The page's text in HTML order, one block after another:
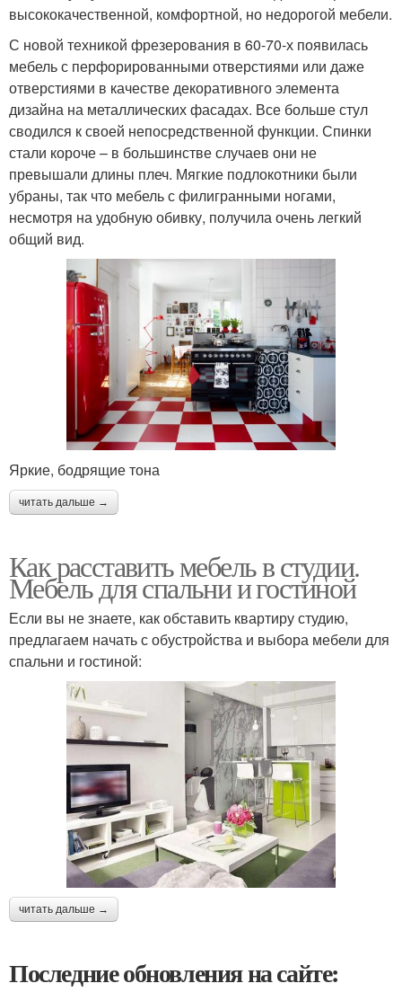
высококачественной, комфортной, но недорогой мебели.
С новой техникой фрезерования в 60-70-х появилась
мебель с перфорированными отверстиями или даже
отверстиями в качестве декоративного элемента
дизайна на металлических фасадах. Все больше стул
сводился к своей непосредственной функции. Спинки
стали короче – в большинстве случаев они не
превышали длины плеч. Мягкие подлокотники были
убраны, так что мебель с филигранными ногами,
несмотря на удобную обивку, получила очень легкий
общий вид.
Яркие, бодрящие тона
читать дальше →
Как расставить мебель в студии.
Мебель для спальни и гостиной
Если вы не знаете, как обставить квартиру студию,
предлагаем начать с обустройства и выбора мебели для
спальни и гостиной:
читать дальше →
Последние обновления на сайте: